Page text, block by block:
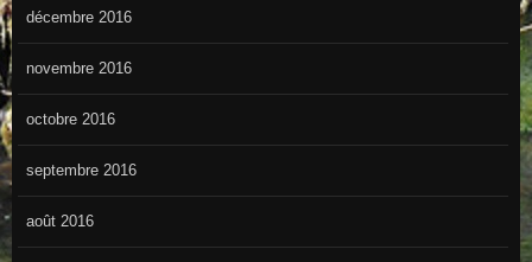
décembre 2016
novembre 2016
octobre 2016
septembre 2016
août 2016